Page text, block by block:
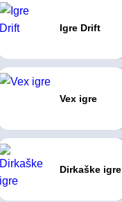
Igre Drift
Vex igre
Dirkaške igre